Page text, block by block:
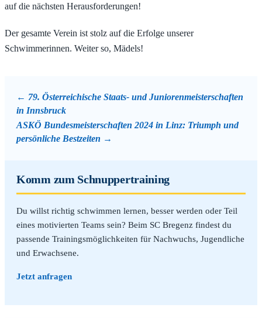
auf die nächsten Herausforderungen!
Der gesamte Verein ist stolz auf die Erfolge unserer
Schwimmerinnen. Weiter so, Mädels!
79. Österreichische Staats- und Junioren­meisterschaften
in Innsbruck
ASKÖ Bundesmeisterschaften 2024 in Linz: Triumph und
persönliche Bestzeiten
Komm zum Schnuppertraining
Du willst richtig schwimmen lernen, besser werden oder Teil
eines motivierten Teams sein? Beim SC Bregenz findest du
passende Trainingsmöglichkeiten für Nachwuchs, Jugendliche
und Erwachsene.
Jetzt anfragen